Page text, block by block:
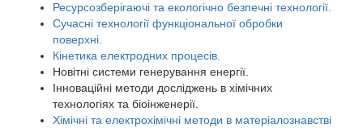
Ресурсозберігаючі та екологічно безпечні технології.
Сучасні технології функціональної обробки
поверхні.
Кінетика електродних процесів.
Новітні системи генерування енергії.
Інноваційні методи досліджень в хімічних
технологіях та біоінженерії.
Хімічні та електрохімічні методи в матеріалознавстві